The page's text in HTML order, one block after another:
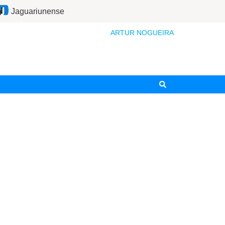
Jaguariunense
ARTUR NOGUEIRA